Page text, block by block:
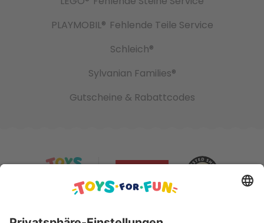
PLAYMOBIL® Fehlende Teile Service
Schleich®
Sylvanian Families®
Gutscheine & Rabattcodes